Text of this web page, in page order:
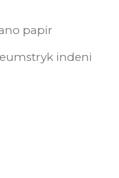
papir
indeni